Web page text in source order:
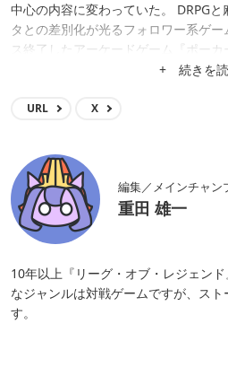
中心の内容に変わっていた。 DRPG
タとの差別化が光るフォロワー系ゲ
ス終了したアーケードゲーム『ポー
勝という凄いんだか凄くないんだかわ
+ 続きを
URL X
編集／メインチャン
重田 雄一
10年以上『リーグ・オブ・レジェン
なジャンルは対戦ゲームですが、ス
す。